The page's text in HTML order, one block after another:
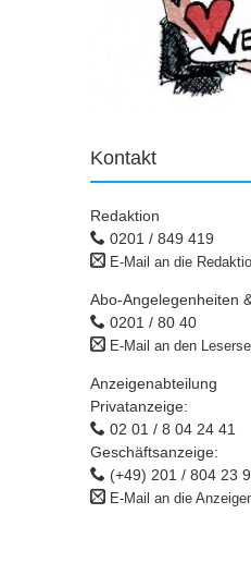
Kontakt
Redaktion
0201 / 849 419
E-Mail an die
Abo-Angelegenheiten
0201 / 80 40
E-Mail an den
Anzeigenabteilung
Privatanzeige:
02 01 / 8 04 24 41
Geschäftsanzeige:
(+49) 201 / 804 23
E-Mail an die